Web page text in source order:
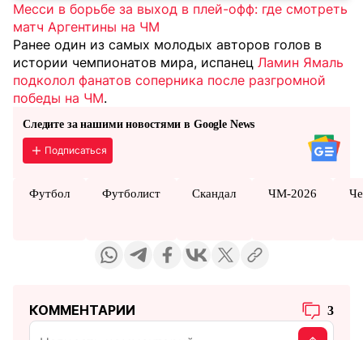
Месси в борьбе за выход в плей-офф: где смотреть
матч Аргентины на ЧМ
Ранее один из самых молодых авторов голов в
истории чемпионатов мира, испанец Ламин Ямаль
подколол фанатов соперника после разгромной
победы на ЧМ.
Следите за нашими новостями в Google News
Подписаться
Футбол Футболист Скандал ЧМ-2026
КОММЕНТАРИИ 3